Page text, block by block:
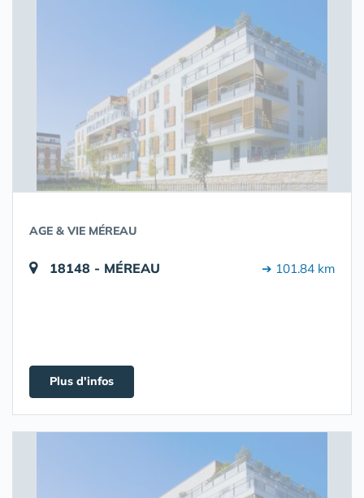
AGE & VIE MÉREAU
18148 - MÉREAU ➔ 101.84 km
Plus d'infos